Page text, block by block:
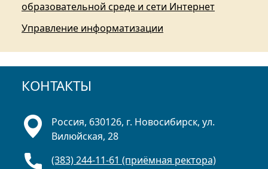
образовательной среде и сети Интернет
Управление информатизации
КОНТАКТЫ
Россия, 630126, г. Новосибирск, ул.
Вилюйская, 28
(383) 244-11-61 (приёмная ректора)